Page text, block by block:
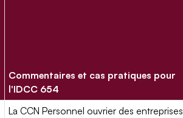
Commentaires et cas pratiques pour
l'IDCC 654
La CCN Personnel ouvrier des entreprises